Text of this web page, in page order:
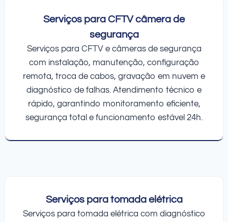
Serviços para CFTV câmera de
segurança
Serviços para CFTV e câmeras de segurança
com instalação, manutenção, configuração
remota, troca de cabos, gravação em nuvem e
diagnóstico de falhas. Atendimento técnico e
rápido, garantindo monitoramento eficiente,
segurança total e funcionamento estável 24h.
Serviços para tomada elétrica
Serviços para tomada elétrica com diagnóstico